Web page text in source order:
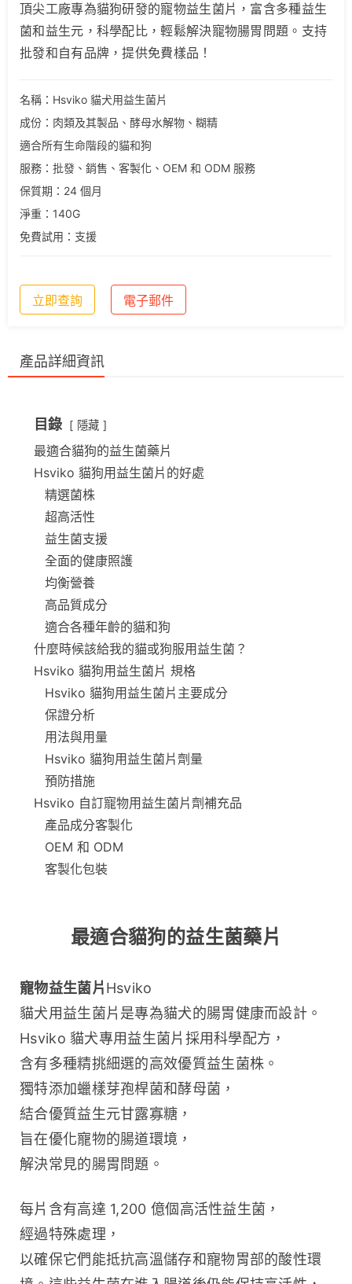
頂尖工廠專為貓狗研發的寵物益生菌片，富含多種益生
菌和益生元，科學配比，輕鬆解決寵物腸胃問題。支持
批發和自有品牌，提供免費樣品！
名稱：Hsviko 貓犬用益生菌片
成份：肉類及其製品、酵母水解物、糊精
適合所有生命階段的貓和狗
服務：批發、銷售、客製化、OEM 和 ODM 服務
保質期：24 個月
淨重：140G
免費試用：支援
立即查詢 電子郵件
產品詳細資訊
目錄 隱藏
最適合貓狗的益生菌藥片
Hsviko 貓狗用益生菌片的好處
精選菌株
超高活性
益生菌支援
全面的健康照護
均衡營養
高品質成分
適合各種年齡的貓和狗
什麼時候該給我的貓或狗服用益生菌？
Hsviko 貓狗用益生菌片 規格
Hsviko 貓狗用益生菌片主要成分
保證分析
用法與用量
Hsviko 貓狗用益生菌片劑量
預防措施
Hsviko 自訂寵物用益生菌片劑補充品
產品成分客製化
OEM 和 ODM
客製化包裝
最適合貓狗的益生菌藥片
寵物益生菌片Hsviko
貓犬用益生菌片是專為貓犬的腸胃健康而設計。
Hsviko 貓犬專用益生菌片採用科學配方，
含有多種精挑細選的高效優質益生菌株。
獨特添加蠟樣芽孢桿菌和酵母菌，
結合優質益生元甘露寡糖，
旨在優化寵物的腸道環境，
解決常見的腸胃問題。
每片含有高達 1,200 億個高活性益生菌，
經過特殊處理，
以確保它們能抵抗高溫儲存和寵物胃部的酸性環